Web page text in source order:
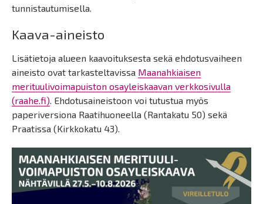
tunnistautumisella.
Kaava-aineisto
Lisätietoja alueen kaavoituksesta sekä ehdotusvaiheen
aineisto ovat tarkasteltavissa Maanahkiaisen
merituulivoimapuiston osayleiskaavan verkkosivulla
(raahe.fi). Ehdotusaineistoon voi tutustua myös
paperiversiona Raatihuoneella (Rantakatu 50) sekä
Praatissa (Kirkkokatu 43).